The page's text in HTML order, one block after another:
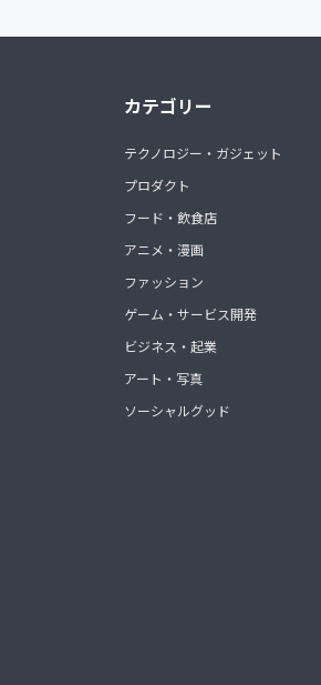
カテゴリー
テクノロジー・ガジェット
プロダクト
フード・飲食店
アニメ・漫画
ファッション
ゲーム・サービス開発
ビジネス・起業
アート・写真
ソーシャルグッド